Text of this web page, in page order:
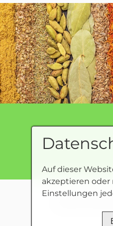
Auf dieser
akzeptieren oder
Einstellungen